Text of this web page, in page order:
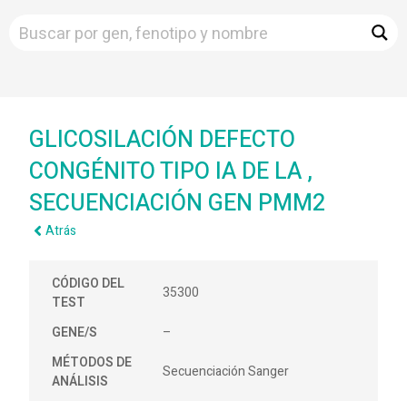
GLICOSILACIÓN DEFECTO
CONGÉNITO TIPO IA DE LA ,
SECUENCIACIÓN GEN PMM2
Atrás
CÓDIGO DEL
TEST
35300
GENE/S
–
MÉTODOS DE
ANÁLISIS
Secuenciación Sanger